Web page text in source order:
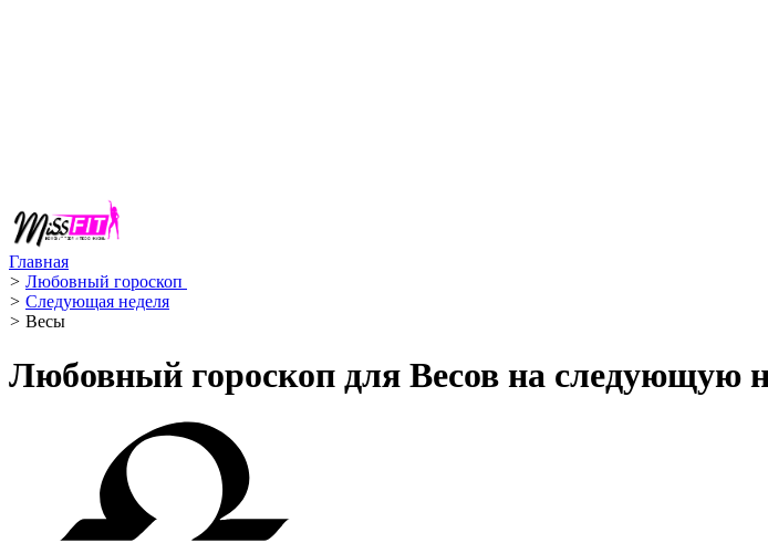
Главная
> Любовный гороскоп ️
> Следующая неделя
> Весы ️
Любовный гороскоп для Весов на следующую